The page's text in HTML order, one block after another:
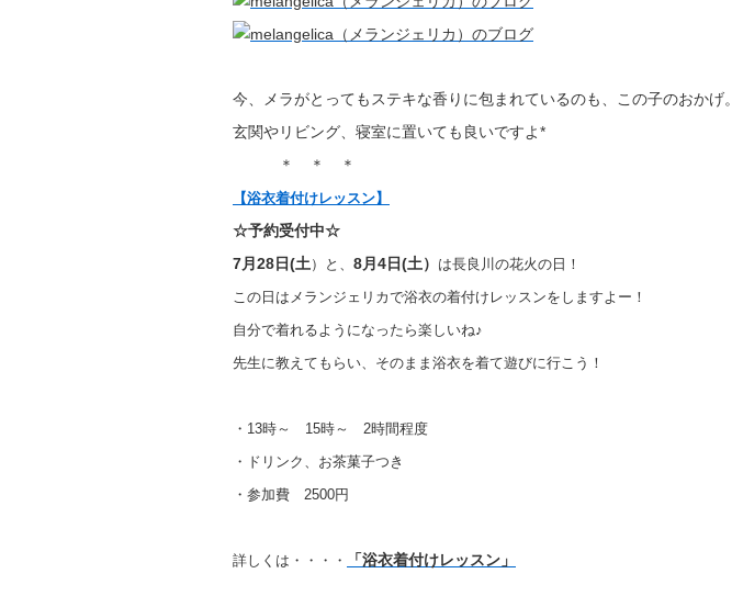
今、メラがとってもステキな香りに包まれているのも、この子のおかげ。
玄関やリビング、寝室に置いても良いですよ*
＊ ＊ ＊
【浴衣着付けレッスン】
☆予約受付中☆
7月28日(土 ）と、 8月4日(土） は長良川の花火の日！
この日はメランジェリカで浴衣の着付けレッスンをしますよー！
自分で着れるようになったら楽しいね♪
先生に教えてもらい、そのまま浴衣を着て遊びに行こう！
・13時～ 15時～ 2時間程度
・ドリンク、お茶菓子つき
・参加費 2500円
詳しくは・・・・ 「浴衣着付けレッスン」